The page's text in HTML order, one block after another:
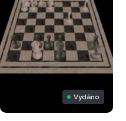
Vydáno